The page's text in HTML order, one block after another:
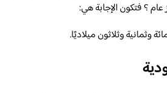
؟ فتكون الإجابة هي:
وثمانية وثلاثون ميلاديًا.